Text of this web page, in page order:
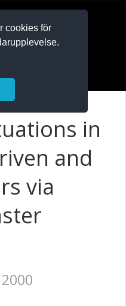
cookies för
in
and
via